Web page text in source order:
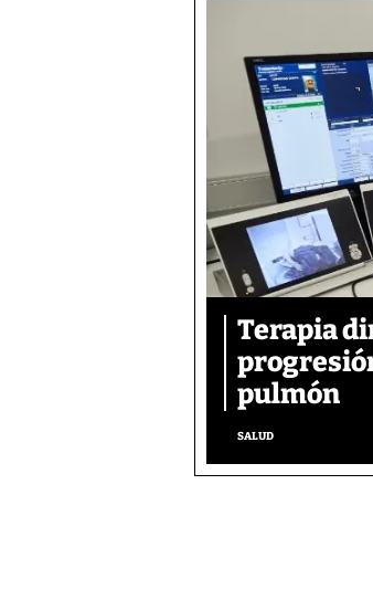
Terapia
pulmón
SALUD